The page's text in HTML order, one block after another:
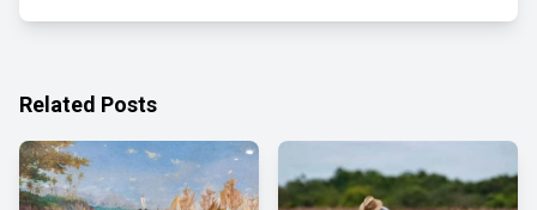
Related Posts